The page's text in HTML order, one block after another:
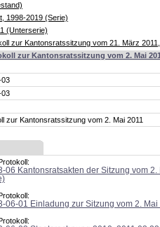
1998-2019 (Serie)
(Unterserie)
zur Kantonsratssitzung vom 21. März
zur Kantonsratssitzung vom 2. Mai
zur Kantonsratssitzung vom 2. Mai 2011
06 Kantonsratsakten der Sitzung vom
06-01 Einladung zur Sitzung vom 2.